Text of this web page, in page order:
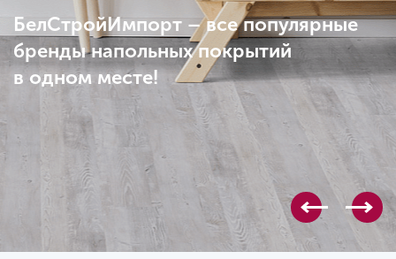
БелСтройИмпорт – все популярные
бренды напольных покрытий
в одном месте!